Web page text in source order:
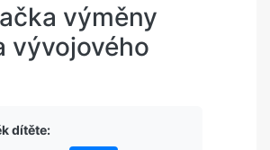
výměny
vývojového
dítěte: